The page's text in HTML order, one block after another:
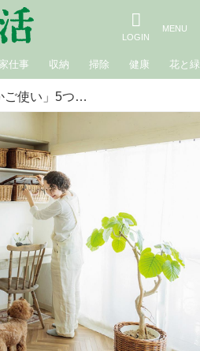
仕事 収納 掃除 健康 花と緑
収納上手の「かご使い」5つのアイデア。海外のアパルトマン風のインテリアに、大好きな“茶色の硬いかご”を揃えて／アートフラワー作家・川端さよこさん